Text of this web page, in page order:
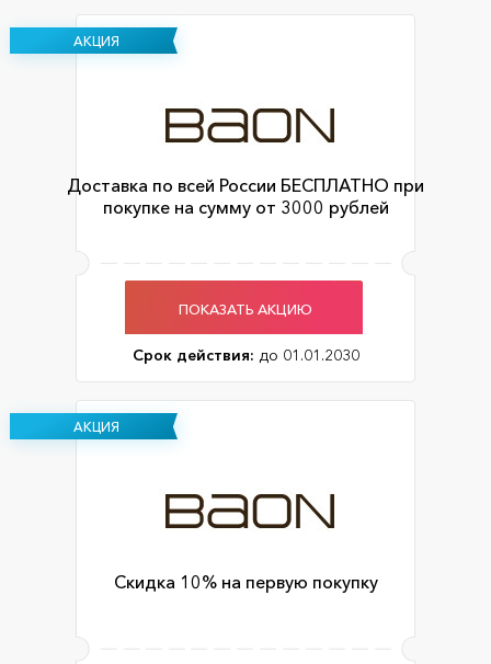
АКЦИЯ
Доставка по всей России БЕСПЛАТНО при
покупке на сумму от 3000 рублей
ПОКАЗАТЬ АКЦИЮ
Срок действия: до 01.01.2030
АКЦИЯ
Скидка 10% на первую покупку